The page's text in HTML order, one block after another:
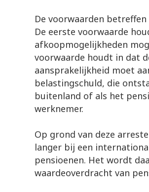
De voorwaarden
De eerste voorwaarde
afkoopmogelijkheden
voorwaarde houdt in dat
aansprakelijkheid moet
belastingschuld, die
buitenland of als het
werknemer.
Op grond van deze
langer bij een
pensioenen. Het wordt
waardeoverdracht van